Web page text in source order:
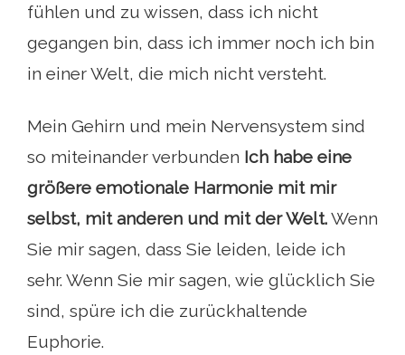
fühlen und zu wissen, dass ich nicht
gegangen bin, dass ich immer noch ich bin
in einer Welt, die mich nicht versteht.
Mein Gehirn und mein Nervensystem sind
so miteinander verbunden Ich habe eine
größere emotionale Harmonie mit mir
selbst, mit anderen und mit der Welt.Wenn
Sie mir sagen, dass Sie leiden, leide ich
sehr. Wenn Sie mir sagen, wie glücklich Sie
sind, spüre ich die zurückhaltende
Euphorie.